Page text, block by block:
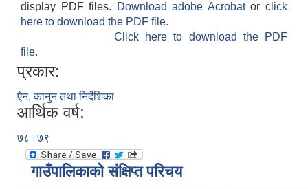
display PDF files.
Download adobe Acrobatorclick
here to download the PDF file.
Click here to download the PDF
file.
प्रकार:
ऐन, कानुन तथा निर्देशिका
आर्थिक वर्ष:
७८।७९
गाउँपालिकाको संक्षिप्त परिचय